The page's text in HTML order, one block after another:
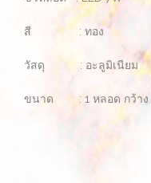
สี : ทอง
วัสดุ : อะลูมิเนียม
ขนาด : 1 หลอด กว้าง